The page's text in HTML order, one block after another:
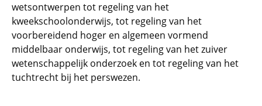
wetsontwerpen tot regeling van het
kweekschoolonderwijs, tot regeling van het
voorbereidend hoger en algemeen vormend
middelbaar onderwijs, tot regeling van het zuiver
wetenschappelijk onderzoek en tot regeling van het
tuchtrecht bij het perswezen.